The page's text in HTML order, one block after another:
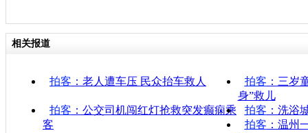
相关报道
拍客 ：老人遭车压 民众抬车救人 拍客 ：三岁
身”救儿
拍客 ：公交司机闯红灯抢救突发癫痫乘
客
拍客 ：洗浴
拍客 ：温州